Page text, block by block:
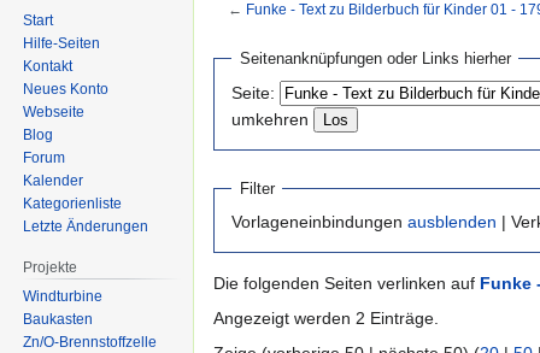
← Funke - Text zu Bilderbuch für Kinder 01 -
Navigation
springen
springen
Seitenanknüpfungen oder Links hierher
Seite:
umkehren
Filter
Vorlageneinbindungen ausblenden |
Die folgenden Seiten verlinken auf Funke
Angezeigt werden 2 Einträge.
Start
Hilfe-Seiten
Kontakt
Neues Konto
Webseite
Blog
Forum
Kalender
Kategorienliste
Letzte Änderungen
Projekte
Windturbine
Baukasten
Zn/O-Brennstoffzelle